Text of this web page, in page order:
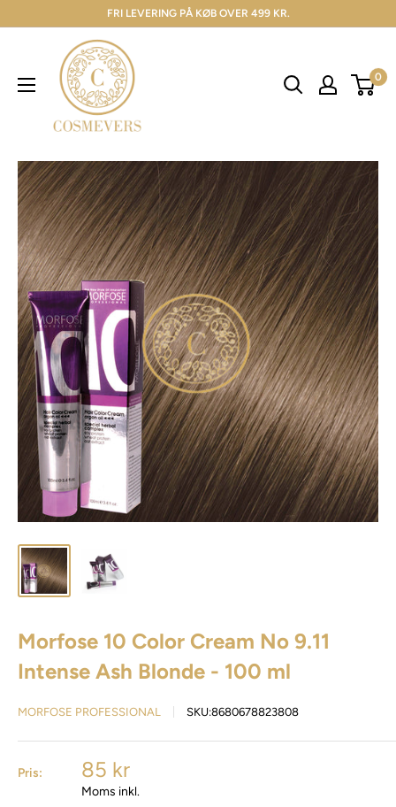
FRI LEVERING PÅ KØB OVER 499 KR.
0
Morfose 10 Color Cream No 9.11
Intense Ash Blonde - 100 ml
MORFOSE PROFESSIONAL SKU:8680678823808
Pris: 85 kr
Moms inkl.